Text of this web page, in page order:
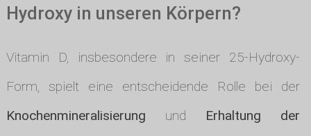
Hydroxy in unseren Körpern?
Vitamin D, insbesondere in seiner 25-Hydroxy-
Form, spielt eine entscheidende Rolle bei der
Knochenmineralisierung und Erhaltung der